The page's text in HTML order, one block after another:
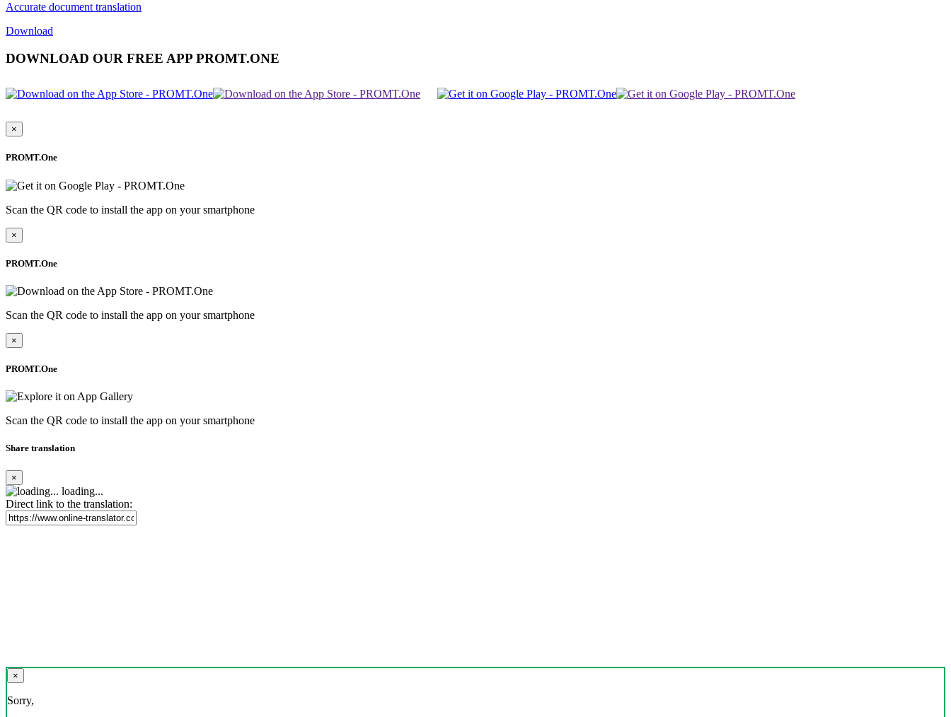
Accurate document translation
Download
DOWNLOAD OUR FREE APP PROMT.ONE
×
PROMT.One
Scan the QR code to install the app on your smartphone
×
PROMT.One
Scan the QR code to install the app on your smartphone
×
PROMT.One
Scan the QR code to install the app on your smartphone
Share translation
×
loading...
Direct link to the translation:
×
Sorry,